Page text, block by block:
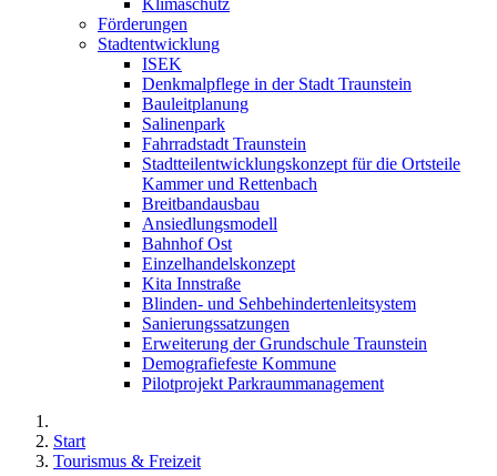
Klimaschutz
Förderungen
Stadtentwicklung
ISEK
Denkmalpflege in der Stadt Traunstein
Bauleitplanung
Salinenpark
Fahrradstadt Traunstein
Stadtteilentwicklungskonzept für die Ortsteile
Kammer und Rettenbach
Breitbandausbau
Ansiedlungsmodell
Bahnhof Ost
Einzelhandelskonzept
Kita Innstraße
Blinden- und Sehbehindertenleitsystem
Sanierungssatzungen
Erweiterung der Grundschule Traunstein
Demografiefeste Kommune
Pilotprojekt Parkraummanagement
Start
Tourismus & Freizeit